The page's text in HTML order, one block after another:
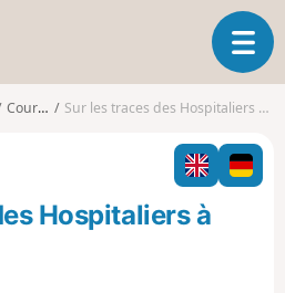
O
u
i
r
l
Courpière Sur les traces des Hospitaliers à Courtesserre
Hospitaliers à